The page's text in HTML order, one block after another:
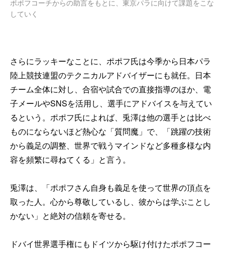
ポポフコーチからの助言をもとに、東京パラに向けて課題をこな
していく
さらにラッキーなことに、ポポフ氏は今季から日本パラ
陸上競技連盟のテクニカルアドバイザーにも就任。日本
チーム全体に対し、合宿や試合での直接指導のほか、電
子メールやSNSを活用し、選手にアドバイスを与えてい
るという。ポポフ氏によれば、兎澤は他の選手とは比べ
ものにならないほど熱心な「質問魔」で、「跳躍の技術
から義足の調整、世界で戦うマインドなど多種多様な内
容を頻繁に尋ねてくる」と言う。
兎澤は、「ポポフさん自身も義足を使って世界の頂点を
取った人。心から尊敬しているし、彼からは学ぶことし
かない」と絶対の信頼を寄せる。
ドバイ世界選手権にもドイツから駆け付けたポポフコー